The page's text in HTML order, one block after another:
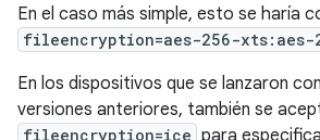
En el caso más simple, esto se haría
fileencryption=aes-256-xts:aes-
En los dispositivos que se lanzaron
versiones anteriores, también se
fileencryption=ice para